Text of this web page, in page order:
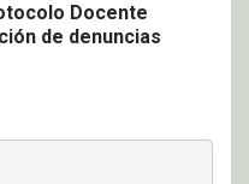
Docente
de denuncias